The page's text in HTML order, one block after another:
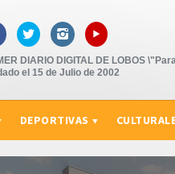
  ▸
DIARIO DIGITAL DE LOBOS
el 15 de Julio de 2002
DEPORTIVAS